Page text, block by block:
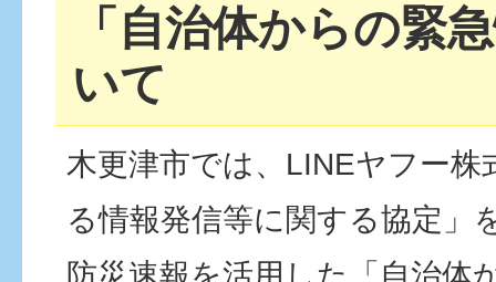
「自治体からの緊
いて
木更津市では、LINEヤフー株
る情報発信等に関する協定」
防災速報を活用した「自治体